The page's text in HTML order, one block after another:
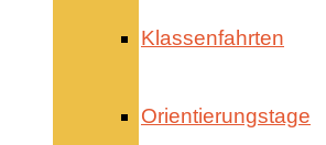
Klassenfahrten
Orientierungstage